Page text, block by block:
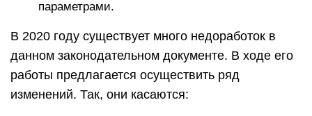
параметрами.
В 2020 году существует много недоработок в
данном законодательном документе. В ходе его
работы предлагается осуществить ряд
изменений. Так, они касаются: